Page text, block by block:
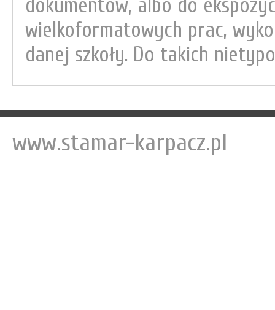
dokumentów, albo do
wielkoformatowych prac,
danej szkoły. Do takich
www.stamar-karpacz.pl